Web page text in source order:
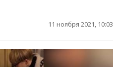
11 ноября 2021, 10:03